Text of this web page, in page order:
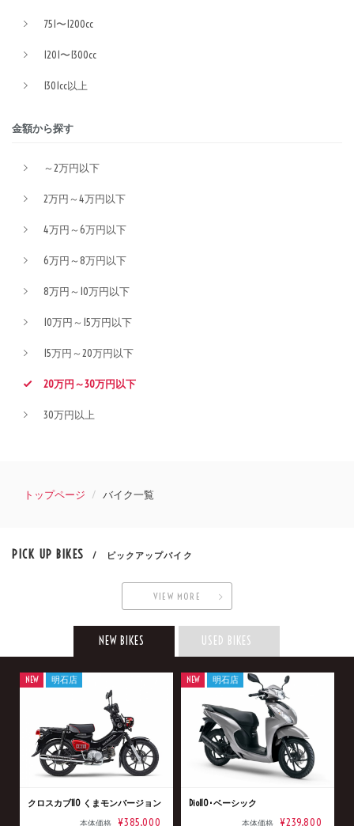
751〜1200cc
1201〜1300cc
1301cc以上
金額から探す
～2万円以下
2万円～4万円以下
4万円～6万円以下
6万円～8万円以下
8万円～10万円以下
10万円～15万円以下
15万円～20万円以下
20万円～30万円以下
30万円以上
トップページ バイク一覧
PICK UP BIKES / ピックアップバイク
VIEW MORE
NEW BIKES USED BIKES
クロスカブ110 くまモンバージョン
本体価格 ¥385,000
NEW 明石店
Dio110･ベーシック
本体価格 ¥239,800
NEW 明石店